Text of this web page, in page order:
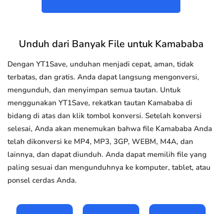
Unduh dari Banyak File untuk Kamababa
Dengan YT1Save, unduhan menjadi cepat, aman, tidak
terbatas, dan gratis. Anda dapat langsung mengonversi,
mengunduh, dan menyimpan semua tautan. Untuk
menggunakan YT1Save, rekatkan tautan Kamababa di
bidang di atas dan klik tombol konversi. Setelah konversi
selesai, Anda akan menemukan bahwa file Kamababa Anda
telah dikonversi ke MP4, MP3, 3GP, WEBM, M4A, dan
lainnya, dan dapat diunduh. Anda dapat memilih file yang
paling sesuai dan mengunduhnya ke komputer, tablet, atau
ponsel cerdas Anda.